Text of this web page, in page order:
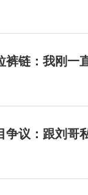
裤链：我刚一
争议：跟刘哥